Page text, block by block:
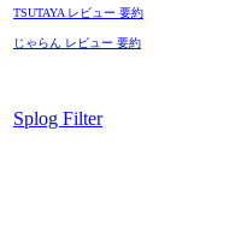
TSUTAYA レビュー 要約
じゃらん レビュー 要約
Splog Filter